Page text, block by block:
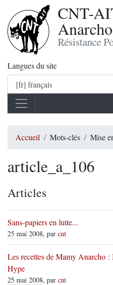
CNT-
Résistance
Langues du site
Accueil Mots-clés Mise
article_a_106
Articles
Sans-papiers en lutte...
25 mai 2008, par cnt
Les recettes de Mamy Anarcho
Hype
25 mai 2008, par cnt